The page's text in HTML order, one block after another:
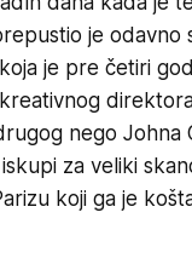
je odavno
je pre četiri
nego Johna
za veliki
koji ga je